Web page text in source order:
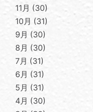
11月
30
10月
31
9月
30
8月
30
7月
31
6月
31
5月
31
4月
30